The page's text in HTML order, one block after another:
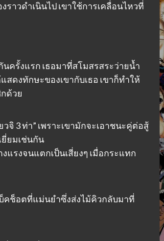
ราวดำเนินไป เขาใช้การเคลื่อนไหวที่
นครั้งแรก เธอมาที่สโมสรสระว่ายน้ำ
สดงทักษะของเขากับเธอ เขาก็ทำให้
ด้วย
จิ 3 ท่า” เพราะเขามักจะเอาชนะคู่ต่อสู้
ยี่ยมเช่นกัน
แรงจนแตกเป็นเสี่ยงๆ เมื่อกระแทก
คช็อตที่แม่นยำซึ่งส่งไม้คิวกลับมาที่